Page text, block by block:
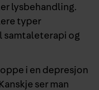
lysbehandling.
typer
samtaleterapi og
i en depresjon
ser man